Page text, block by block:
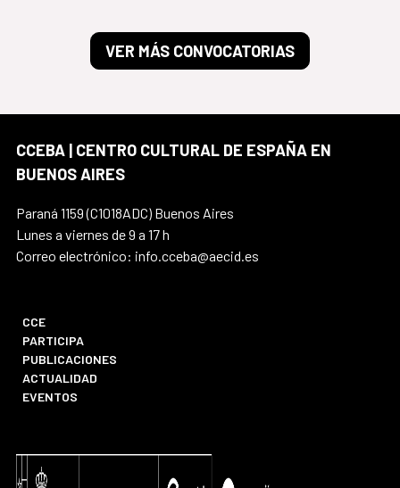
VER MÁS CONVOCATORIAS
CCEBA | CENTRO CULTURAL DE ESPAÑA EN
BUENOS AIRES
Paraná 1159 (C1018ADC) Buenos Aires
Lunes a viernes de 9 a 17 h
Correo electrónico: info.cceba@aecid.es
CCE
PARTICIPA
PUBLICACIONES
ACTUALIDAD
EVENTOS